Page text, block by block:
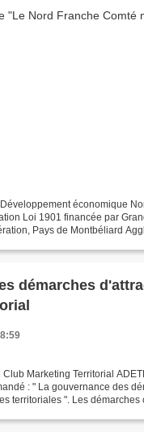
économique
Loi 1901 financée par
Pays de Montbéliard
démarches
Marketing Territorial
: " La gouvernance des
territoriales ". Les démarches